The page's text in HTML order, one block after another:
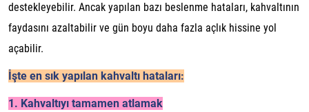
destekleyebilir. Ancak yapılan bazı beslenme hataları, kahvaltının
faydasını azaltabilir ve gün boyu daha fazla açlık hissine yol
açabilir.
İşte en sık yapılan kahvaltı hataları:
1. Kahvaltıyı tamamen atlamak